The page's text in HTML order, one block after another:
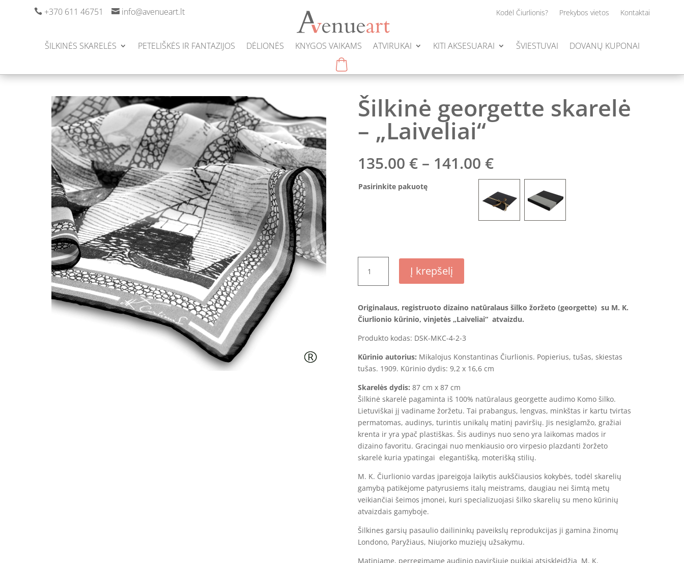
 +370 611 46751  info@avenueart.lt Kodėl Čiurlionis? Prekybos vietos Kontaktai
ŠILKINĖS SKARELĖS PETELIŠKĖS IR FANTAZIJOS DĖLIONĖS KNYGOS VAIKAMS ATVIRUKAI KITI AKSESUARAI ŠVIESTUVAI DOVANŲ KUPONAI
Šilkinė georgette skarelė
– „Laiveliai“
135.00 € – 141.00 €Price
range:
135.00 €
through
141.00 €
Pasirinkite pakuotę
kiekis:
Šilkinė
skarelė
–
Į krepšelį
Originalaus, registruoto dizaino natūralaus šilko žoržeto (georgette) su M. K.
Čiurlionio kūrinio, vinjetės „Laiveliai“ atvaizdu.
Produkto kodas: DSK-MKC-4-2-3
Kūrinio autorius: Mikalojus Konstantinas Čiurlionis. Popierius, tušas, skiestas
tušas. 1909. Kūrinio dydis: 9,2 x 16,6 cm
Skarelės dydis: 87 cm x 87 cm
Šilkinė skarelė pagaminta iš 100% natūralaus georgette audimo Komo šilko.
Lietuviškai jį vadiname žoržetu. Tai prabangus, lengvas, minkštas ir kartu tvirtas
permatomas, audinys, turintis unikalų matinį paviršių. Jis nesiglamžo, gražiai
krenta ir yra ypač plastiškas. Šis audinys nuo seno yra laikomas mados ir
dizaino favoritu. Gracingai nuo menkiausio oro virpesio plazdanti žoržeto
skarelė kuria ypatingai elegantišką, moterišką stilių.
M. K. Čiurlionio vardas įpareigoja laikytis aukščiausios kokybės, todėl skarelių
gamybą patikėjome patyrusiems italų meistrams, daugiau nei šimtą metų
veikiančiai šeimos įmonei, kuri specializuojasi šilko skarelių su meno kūrinių
atvaizdais gamyboje.
Šilkines garsių pasaulio dailininkų paveikslų reprodukcijas ji gamina žinomų
Londono, Paryžiaus, Niujorko muziejų užsakymu.
Matiniame, perregimame audinio paviršiuje puikiai atsiskleidžia M. K.